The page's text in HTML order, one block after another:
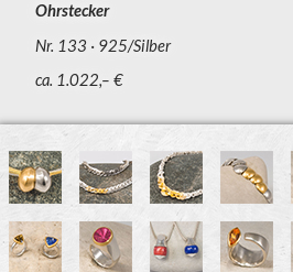
Ohrstecker
Nr. 133
925/Silber
ca. 1.022,– €